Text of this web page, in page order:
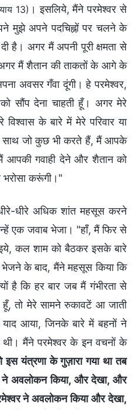
13) । इसलिये, मैंने परमेश्वर से
मुझे अपने पदचिह्नों पर चलने के
है। अगर मैं अपनी पूरी क्षमता से
मैं शैतान की ताकतों के आगे के
अवसर गँवा दूंगी। हे परमेश्वर,
सौंप देना चाहती हूँ। अगर मेरे
विश्वास के बारे में मेरे परिवार या
साथ जो कुछ भी करते हैं, मैं आपके
मैं आपकी गवाही देने और शैतान को
करूंगी।"
धीरे अधिक शांत महसूस करने
एक जवाब भेजा। "हाँ, मैं फिर से
कल शाम को बैठकर इसके बारे
के बाद, मैंने महसूस किया कि
है कि हर बार जब मैं गंभीरता से
तो मेरे सामने रुकावटें आ जाती
आया, जिनके बारे में बहनों ने
थी। मैंने परमेश्वर के इन वचनों के
यंत्रणा के गुज़ारा गया था तब
ने अवलोकन किया, और देखा, और
ने अवलोकन किया और देखा,